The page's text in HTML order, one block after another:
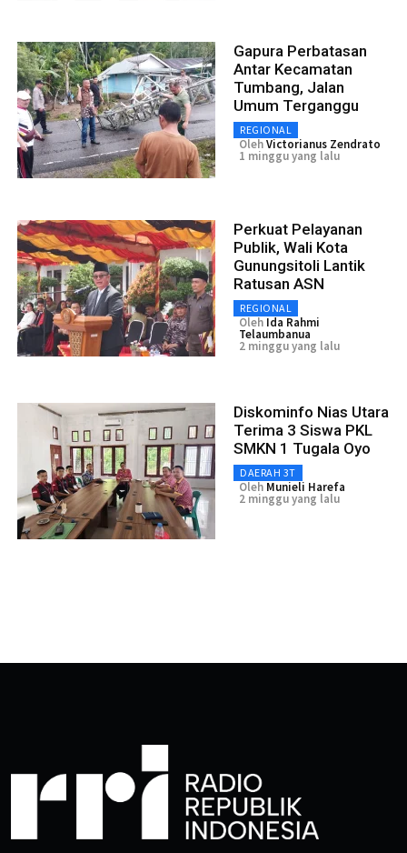
Gapura Perbatasan
Antar Kecamatan
Tumbang, Jalan
Umum Terganggu
REGIONAL
OlehVictorianus Zendrato
1 minggu yang lalu
Perkuat Pelayanan
Publik, Wali Kota
Gunungsitoli Lantik
Ratusan ASN
REGIONAL
Oleh Ida Rahmi
Telaumbanua
2 minggu yang lalu
Diskominfo Nias Utara
Terima 3 Siswa PKL
SMKN 1 Tugala Oyo
DAERAH 3T
Oleh Munieli Harefa
2 minggu yang lalu